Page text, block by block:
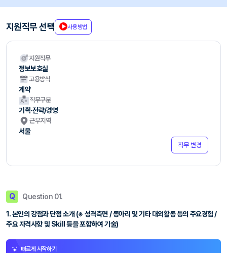
지원직무 선택 사용방법
지원직무
정보보호실
고용방식
계약
직무구분
기획·전략/경영
근무지역
서울
직무 변경
Q Question 01.
1. 본인의 강점과 단점 소개 (※ 성격측면 / 동아리 및 기타 대외활동 등의 주요경험 /
주요 자격사항 및 Skill 등을 포함하여 기술)
빠르게 시작하기